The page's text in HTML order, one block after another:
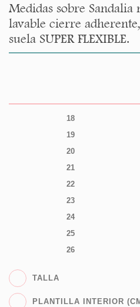
Medidas sobre
lavable cierre
suela SUPER FLEXIBLE.
18
19
20
21
22
23
24
25
26
TALLA
PLANTILLA INTERIOR